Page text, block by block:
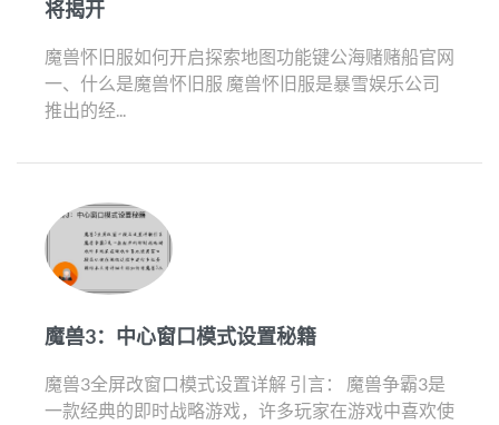
将揭开
魔兽怀旧服如何开启探索地图功能键公海赌赌船官网
一、什么是魔兽怀旧服 魔兽怀旧服是暴雪娱乐公司
推出的经...
魔兽3：中心窗口模式设置秘籍
魔兽3全屏改窗口模式设置详解 引言： 魔兽争霸3是
一款经典的即时战略游戏，许多玩家在游戏中喜欢使